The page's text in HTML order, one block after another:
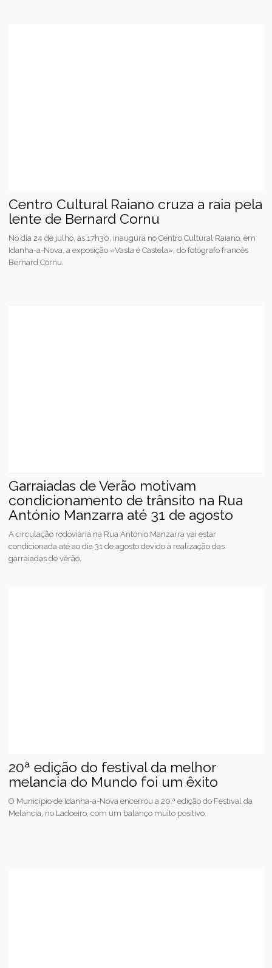
Centro Cultural Raiano cruza a raia pela
lente de Bernard Cornu
No dia 24 de julho, às 17h30, inaugura no Centro Cultural Raiano, em
Idanha-a-Nova, a exposição «Vasta é Castela», do fotógrafo francês
Bernard Cornu.
Garraiadas de Verão motivam
condicionamento de trânsito na Rua
António Manzarra até 31 de agosto
A circulação rodoviária na Rua António Manzarra vai estar
condicionada até ao dia 31 de agosto devido à realização das
garraiadas de verão.
20ª edição do festival da melhor
melancia do Mundo foi um êxito
O Município de Idanha-a-Nova encerrou a 20.ª edição do Festival da
Melancia, no Ladoeiro, com um balanço muito positivo.